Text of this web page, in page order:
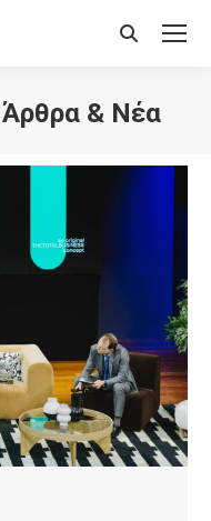
Search:
Άρθρα & Νέα